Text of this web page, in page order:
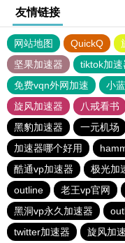
友情链接
网站地图 QuickQ
坚果加速器
tiktok加速
免费vqn外网加速
小
旋风加速器
八戒看书
黑豹加速器
一元机场
加速器哪个好用
酷通vp加速器
极光加
outline
老王vp官网
黑洞vp永久加速器
twitter加速器
旋风加